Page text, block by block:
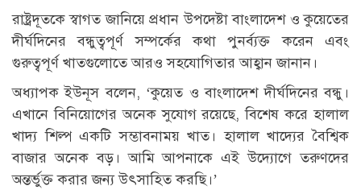
রাষ্ট্রদূতকে স্বাগত জানিয়ে প্রধান উপদেষ্টা বাংলাদেশ ও কুয়েতের
দীর্ঘদিনের বন্ধুত্বপূর্ণ সম্পর্কের কথা পুনর্ব্যক্ত করেন এবং
গুরুত্বপূর্ণ খাতগুলোতে আরও সহযোগিতার আহ্বান জানান।
অধ্যাপক ইউনূস বলেন, ‘কুয়েত ও বাংলাদেশ দীর্ঘদিনের বন্ধু।
এখানে বিনিয়োগের অনেক সুযোগ রয়েছে, বিশেষ করে হালাল
খাদ্য শিল্প একটি সম্ভাবনাময় খাত। হালাল খাদ্যের বৈশ্বিক
বাজার অনেক বড়। আমি আপনাকে এই উদ্যোগে তরুণদের
অন্তর্ভুক্ত করার জন্য উৎসাহিত করছি।’